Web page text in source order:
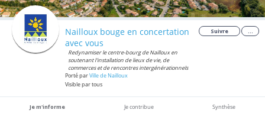
Nailloux bouge en concertation
avec vous
Redynamiser le centre-bourg de Nailloux en
soutenant l'installation de lieux de vie, de
commerces et de rencontres intergénérationnels
Porté parVille de Nailloux
Visible par tous
Suivre ...
Je m'informe Je contribue Synthèse